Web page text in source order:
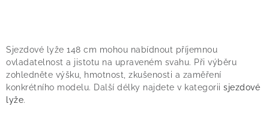
v
l
á
d
a
Sjezdové lyže 148 cm mohou nabídnout příjemnou
ovladatelnost a jistotu na upraveném svahu. Při výběru
zohledněte výšku, hmotnost, zkušenosti a zaměření
konkrétního modelu. Další délky najdete v kategorii sjezdové
lyže.